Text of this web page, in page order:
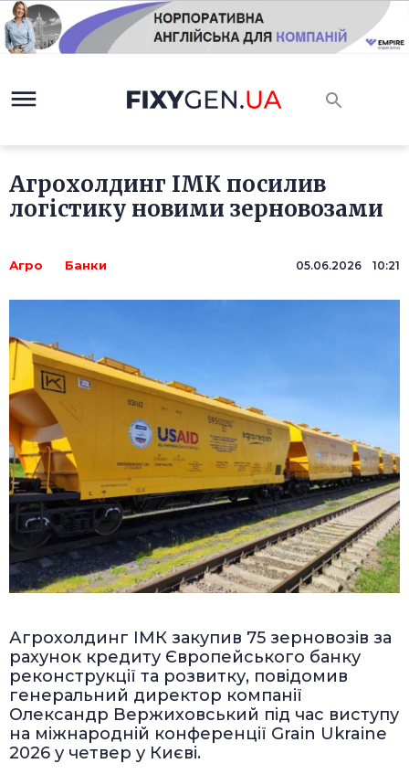
Агрохолдинг ІМК посилив
логістику новими зерновозами
Агро Банки 05.06.2026 10:21
Агрохолдинг ІМК закупив 75 зерновозів за
рахунок кредиту Європейського банку
реконструкції та розвитку, повідомив
генеральний директор компанії
Олександр Вержиховський під час виступу
на міжнародній конференції Grain Ukraine
2026 у четвер у Києві.